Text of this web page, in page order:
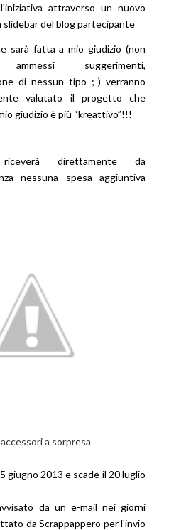
attraverso un nuovo
slidebar del blog partecipante
sarà fatta a mio giudizio (non
ammessi suggerimenti,
di nessun tipo ;-) verranno
valutato il progetto che
giudizio è più “kreattivo”!!!
direttamente da
nessuna spesa aggiuntiva
a sorpresa
giugno 2013 e scade il 20 luglio
da un e-mail nei giorni
da Scrappappero per l'invio